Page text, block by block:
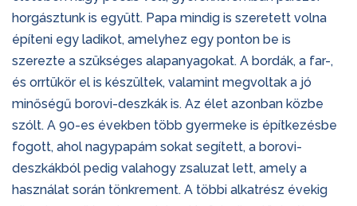
horgásztunk is együtt. Papa mindig is szeretett volna
építeni egy ladikot, amelyhez egy ponton be is
szerezte a szükséges alapanyagokat. A bordák, a far-,
és orrtükör el is készültek, valamint megvoltak a jó
minőségű borovi-deszkák is. Az élet azonban közbe
szólt. A 90-es években több gyermeke is építkezésbe
fogott, ahol nagypapám sokat segített, a borovi-
deszkákból pedig valahogy zsaluzat lett, amely a
használat során tönkrement. A többi alkatrész évekig